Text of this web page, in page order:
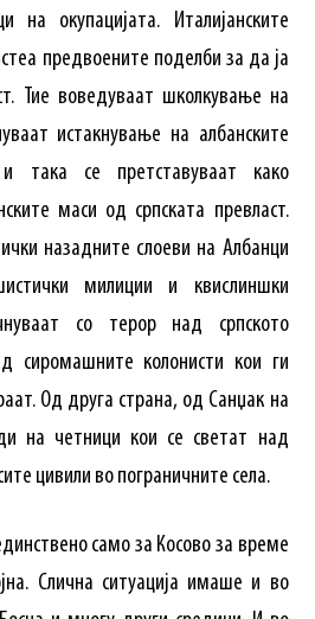
на окупацијата. Италијанските
предвоените поделби за да ја
Тие воведуваат школкување на
истакнување на албанските
така се претставуваат како
маси од српската превласт.
назадните слоеви на Албанци
милиции и квислиншки
со терор над српското
сиромашните колонисти кои ги
Од друга страна, од Санџак на
на четници кои се светат над
цивили во пограничните села.
само за Косово за време
Слична ситуација имаше и во